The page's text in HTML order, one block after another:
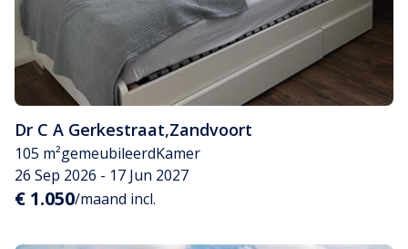
Dr C A Gerkestraat,Zandvoort
105 m²gemeubileerdKamer
26 Sep 2026 - 17 Jun 2027
€ 1.050/maand incl.